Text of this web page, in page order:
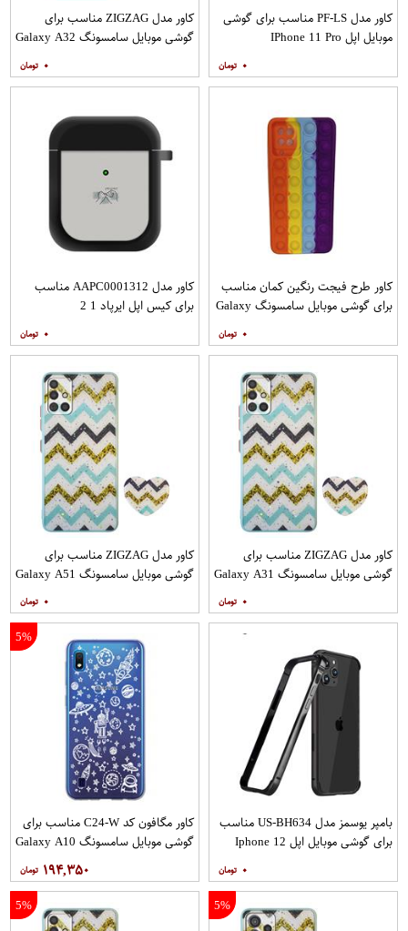
کاور مدل PF-LS مناسب برای گوشی
موبایل اپل IPhone 11 Pro
۰
کاور مدل ZIGZAG مناسب برای
گوشی موبایل سامسونگ Galaxy A32
۰
کاور طرح فیجت رنگین کمان مناسب
برای گوشی موبایل سامسونگ Galaxy
۰
کاور مدل AAPC0001312 مناسب
برای کیس اپل ایرپاد 1 2
۰
کاور مدل ZIGZAG مناسب برای
گوشی موبایل سامسونگ Galaxy A31
۰
کاور مدل ZIGZAG مناسب برای
گوشی موبایل سامسونگ Galaxy A51
۰
بامپر یوسمز مدل US-BH634 مناسب
برای گوشی موبایل اپل Iphone 12
۰
5%
کاور مگافون کد C24-W مناسب برای
گوشی موبایل سامسونگ Galaxy A10
۱۹۴,۳۵۰
5%
5%